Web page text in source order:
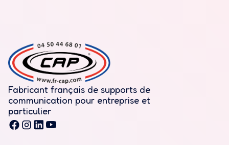
Fabricant français de supports de
communication pour entreprise et
particulier